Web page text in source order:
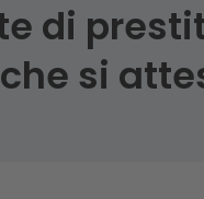
di
si